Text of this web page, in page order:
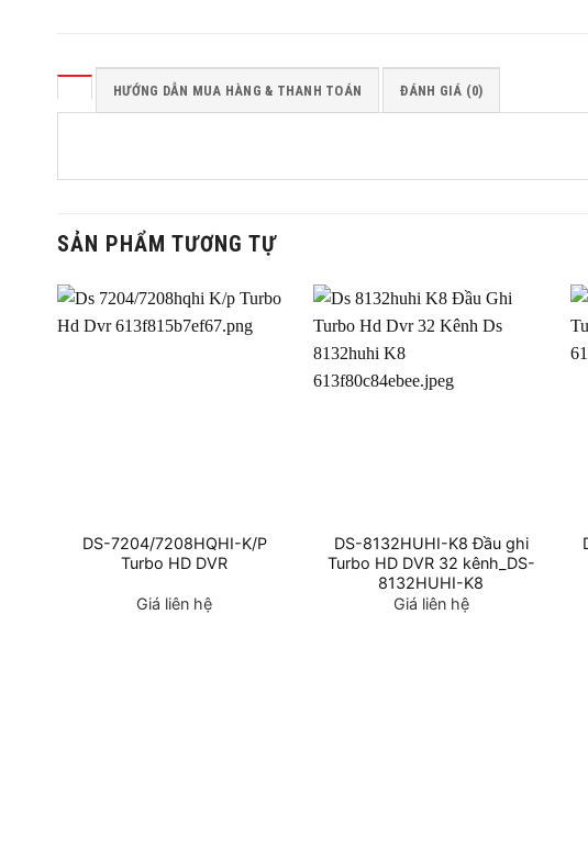
HƯỚNG DẪN MUA HÀNG & THANH TOÁN ĐÁNH GIÁ (0)
SẢN PHẨM TƯƠNG TỰ
DS-7204/7208HQHI-K/P
Turbo HD DVR
Giá liên hệ
DS-8132HUHI-K8 Đầu ghi
Turbo HD DVR 32 kênh_DS-
8132HUHI-K8
Giá liên hệ